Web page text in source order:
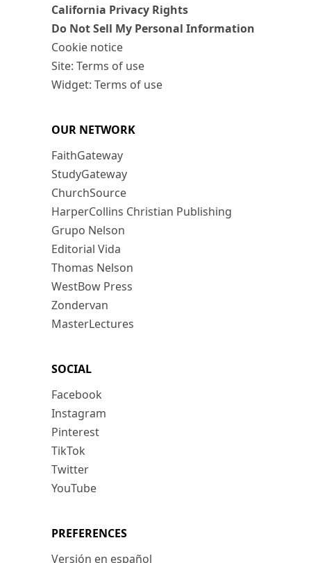
California Privacy Rights
Do Not Sell My Personal Information
Cookie notice
Site: Terms of use
Widget: Terms of use
OUR NETWORK
FaithGateway
StudyGateway
ChurchSource
HarperCollins Christian Publishing
Grupo Nelson
Editorial Vida
Thomas Nelson
WestBow Press
Zondervan
MasterLectures
SOCIAL
Facebook
Instagram
Pinterest
TikTok
Twitter
YouTube
PREFERENCES
Versión en español